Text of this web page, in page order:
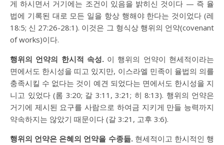
게 하시면서 거기에는 조건이 있음을 밝히신 것이다 — 즉 율
법에 기록된 대로 모든 일을 항상 행해야 한다는 것이었다 (레
18:5; 신 27:26-28:1 ). 이것은 그 형식상 행위의 언약(covenant
of works)이다.
행위의 언약의 한시적 속성.이 행위의 언약이 현세적이라는
면에서도 한시성을 띠고 있지만, 이스라엘 민족이 율법의 의를
충족시킬 수 없다는 것이 예견 되었다는 면에서도 한시성을 지
니고 있었다 (롬 3:20; 갈 3:11 , 3:21 ; 히 8:13). 행위의 언약은
거기에 제시된 요구를 사람으로 하여금 지키게 만들 능력까지
약속하지는 않았기 때문이다 (갈 3:21 , 고후 3:6).
행위의 언약은 은혜의 언약을 수종듦.현세적이고 한시적인 행